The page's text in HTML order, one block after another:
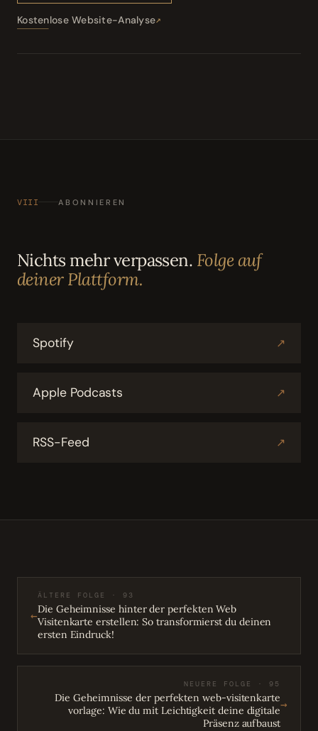
Kostenlose Website-Analyse
VIII ABONNIEREN
Nichts mehr verpassen. Folge auf
deiner Plattform.
Spotify ↗
Apple Podcasts ↗
RSS-Feed ↗
←
ÄLTERE FOLGE · 93
Die Geheimnisse hinter der perfekten Web
Visitenkarte erstellen: So transformierst du deinen
ersten Eindruck!
NEUERE FOLGE · 95
Die Geheimnisse der perfekten web-visitenkarte
vorlage: Wie du mit Leichtigkeit deine digitale
Präsenz aufbaust
→